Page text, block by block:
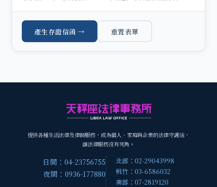
產生存證信函 → 重置表單
提供各種生活法律及律師服務，成為個人、家庭與企業的法律守護站，
讓法律服務沒有死角。
日間：04-23756755
夜間：0936-177880
北部：02-29043998
桃竹：03-6586032
南部：07-2819120